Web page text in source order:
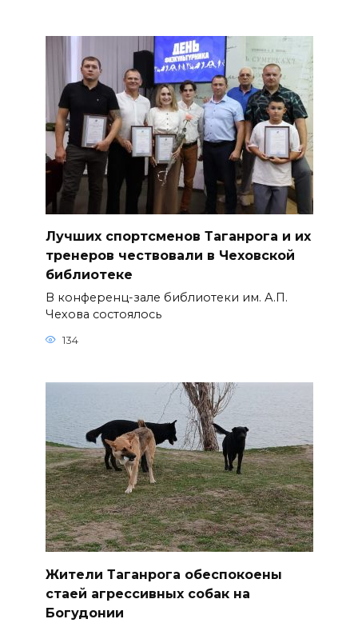
Лучших спортсменов Таганрога и их
тренеров чествовали в Чеховской
библиотеке
В конференц-зале библиотеки им. А.П.
Чехова состоялось
134
Жители Таганрога обеспокоены
стаей агрессивных собак на
Богудонии